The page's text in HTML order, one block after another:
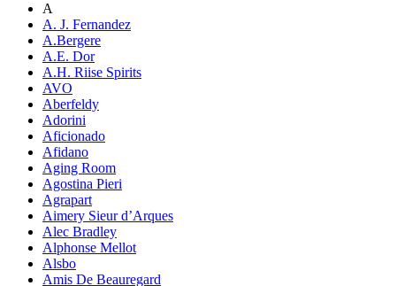
A
A. J. Fernandez
A.Bergere
A.E. Dor
A.H. Riise Spirits
AVO
Aberfeldy
Adorini
Aficionado
Afidano
Aging Room
Agostina Pieri
Agrapart
Aimery Sieur d’Arques
Alec Bradley
Alphonse Mellot
Alsbo
Amis De Beauregard